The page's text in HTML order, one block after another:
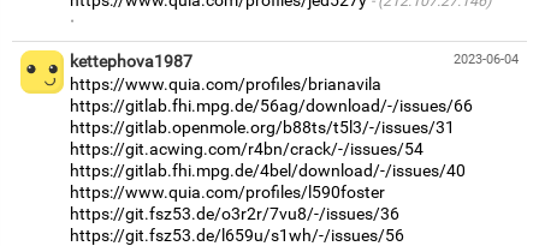
·
2023-06-04
kettephova1987
https://www.quia.com/profiles/brianavila
https://gitlab.fhi.mpg.de/56ag/download/-/issues/66
https://gitlab.openmole.org/b88ts/t5l3/-/issues/31
https://git.acwing.com/r4bn/crack/-/issues/54
https://gitlab.fhi.mpg.de/4bel/download/-/issues/40
https://www.quia.com/profiles/l590foster
https://git.fsz53.de/o3r2r/7vu8/-/issues/36
https://git.fsz53.de/l659u/s1wh/-/issues/56